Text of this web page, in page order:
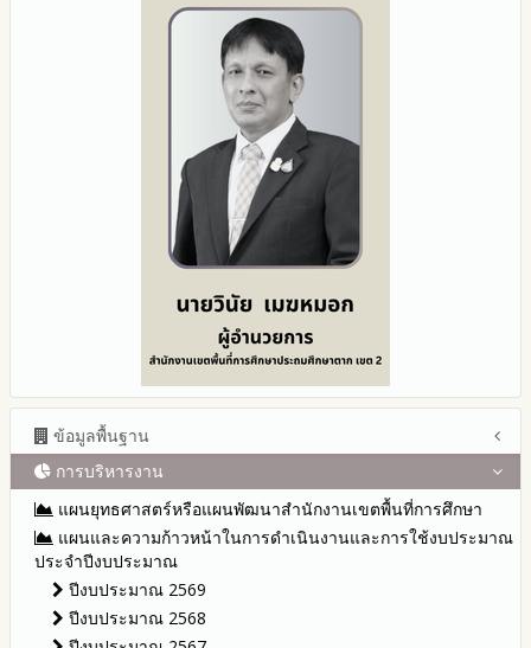
ข้อมูลพื้นฐาน
โครงสร้าง หน้าที่และอำนาจ
ข้อมูลผู้บริหาร
ข้อมูลการติดต่อและ ช่องทางการสอบถาม
ระเบียบ / กฎหมายที่เกี่ยวข้อง
นโยบายคุ้มครองข้อมูลส่วนบุคคล
ข่าวประชาสัมพันธ์
การบริหารงาน
แผนยุทธศาสตร์หรือแผนพัฒนาสำนักงานเขตพื้นที่การศึกษา
แผนและความก้าวหน้าในการดำเนินงานและการใช้งบประมาณ
ประจำปีงบประมาณ
ปีงบประมาณ 2569
ปีงบประมาณ 2568